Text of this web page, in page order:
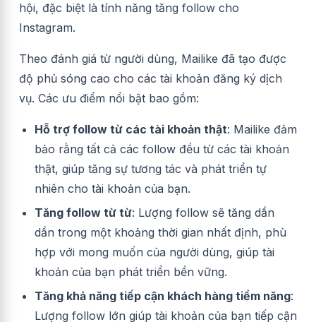
hội, đặc biệt là tính năng tăng follow cho
Instagram.
Theo đánh giá từ người dùng, Mailike đã tạo được
độ phủ sóng cao cho các tài khoản đăng ký dịch
vụ. Các ưu điểm nổi bật bao gồm:
Hỗ trợ follow từ các tài khoản thật: Mailike đảm
bảo rằng tất cả các follow đều từ các tài khoản
thật, giúp tăng sự tương tác và phát triển tự
nhiên cho tài khoản của bạn.
Tăng follow từ từ: Lượng follow sẽ tăng dần
dần trong một khoảng thời gian nhất định, phù
hợp với mong muốn của người dùng, giúp tài
khoản của bạn phát triển bền vững.
Tăng khả năng tiếp cận khách hàng tiềm năng:
Lượng follow lớn giúp tài khoản của bạn tiếp cận